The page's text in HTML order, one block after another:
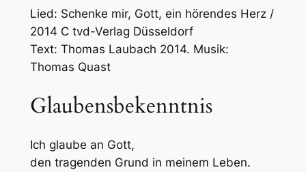
Lied: Schenke mir, Gott, ein hörendes Herz /
2014 C tvd-Verlag Düsseldorf
Text: Thomas Laubach 2014. Musik:
Thomas Quast
Glaubensbekenntnis
Ich glaube an Gott,
den tragenden Grund in meinem Leben.